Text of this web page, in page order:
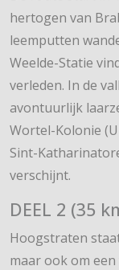
hertogen van
leemputten
Weelde-Statie
verleden. In de
avontuurlijk
Wortel-Kolonie
Sint-
verschijnt.
DEEL 2 (35
Hoogstraten
maar ook om